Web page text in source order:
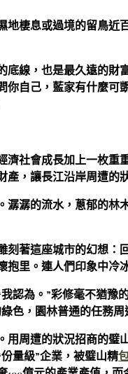
地棲息或過境的留鳥近
底線，也是最久遠的財
你自己，藍家有什麼可
濟社會成長加上一枚重
，讓長江沿岸周遭的
潺潺的流水，蔥郁的林
刻著這座城市的幻想：
里。連人們印象中冷
認為。”彩修毫不猶豫
色，園林普通的任務
用周遭的狀況招商的璧
量級”企業，被璧山精